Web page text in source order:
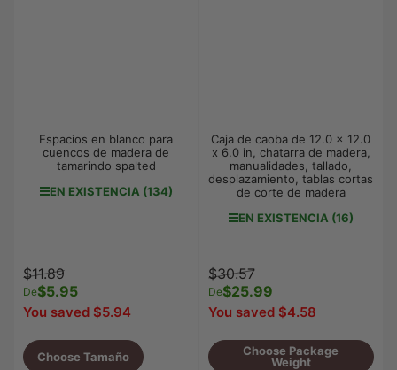
Espacios en blanco para
cuencos de madera de
tamarindo spalted
EN EXISTENCIA (134)
Precio
regular
$11.89Precio
de
venta
De$5.95
You saved $5.94
Choose Tamaño
Caja de caoba de 12.0 x 12.0
x 6.0 in, chatarra de madera,
manualidades, tallado,
desplazamiento, tablas cortas
de corte de madera
EN EXISTENCIA (16)
Precio
regular
$30.57Precio
de
venta
De$25.99
You saved $4.58
Choose Package
Weight